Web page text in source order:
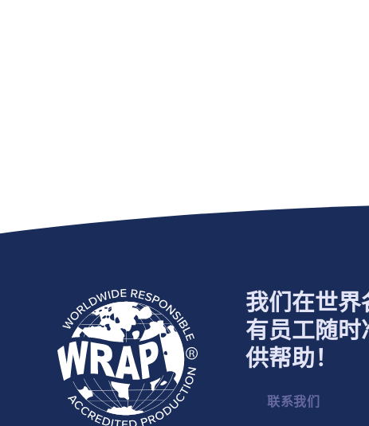
我们在世界
有员工随时
供帮助！
联系我们